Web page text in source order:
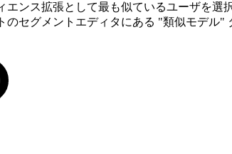
ンス拡張として最も似ているユーザを
セグメントエディタにある "類似モデル"